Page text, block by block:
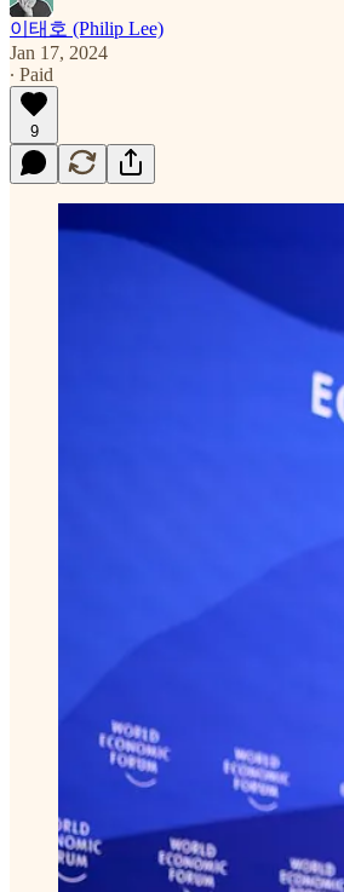
이태호 (Philip Lee)
Jan 17, 2024
∙ Paid
9